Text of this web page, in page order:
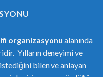
organizasyonu alanında
Yılların deneyimi ve
bilen ve anlayan